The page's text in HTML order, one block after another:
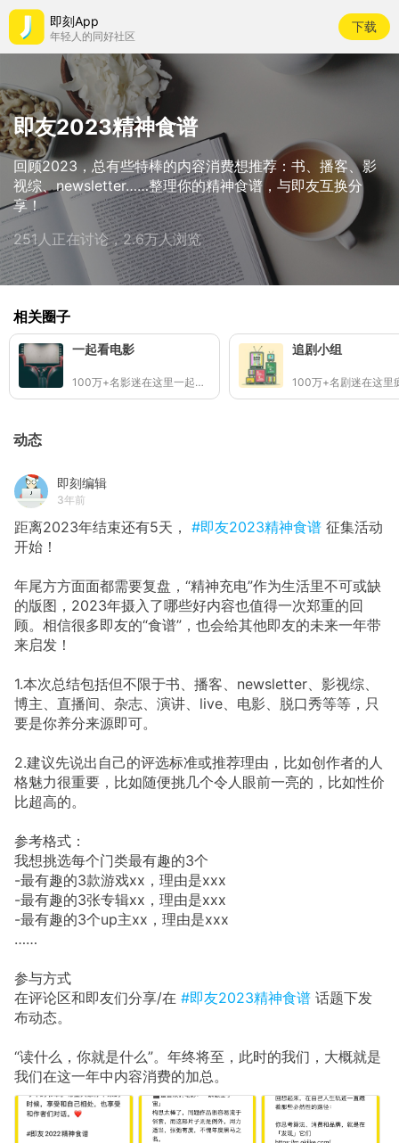
即刻App
年轻人的同好社区
下载
即友2023精神食谱
回顾2023，总有些特棒的内容消费想推荐：书、播客、影
视综、newsletter……整理你的精神食谱，与即友互换分
享！
251人正在讨论，2.6万人浏览
相关圈子
一起看电影
100万+名影迷在这里一起看电影
追剧小组
动态
即刻编辑
3年前
距离2023年结束还有5天， #即友2023精神食谱 征集活动
开始！
年尾方方面面都需要复盘，“精神充电”作为生活里不可或缺
的版图，2023年摄入了哪些好内容也值得一次郑重的回
顾。相信很多即友的“食谱”，也会给其他即友的未来一年带
来启发！
1.本次总结包括但不限于书、播客、newsletter、影视综、
博主、直播间、杂志、演讲、live、电影、脱口秀等等，只
要是你养分来源即可。
2.建议先说出自己的评选标准或推荐理由，比如创作者的人
格魅力很重要，比如随便挑几个令人眼前一亮的，比如性价
比超高的。
参考格式：
我想挑选每个门类最有趣的3个
-最有趣的3款游戏xx，理由是xxx
-最有趣的3张专辑xx，理由是xxx
-最有趣的3个up主xx，理由是xxx
……
参与方式
在评论区和即友们分享/在 #即友2023精神食谱 话题下发
布动态。
“读什么，你就是什么”。年终将至，此时的我们，大概就是
我们在这一年中内容消费的加总。